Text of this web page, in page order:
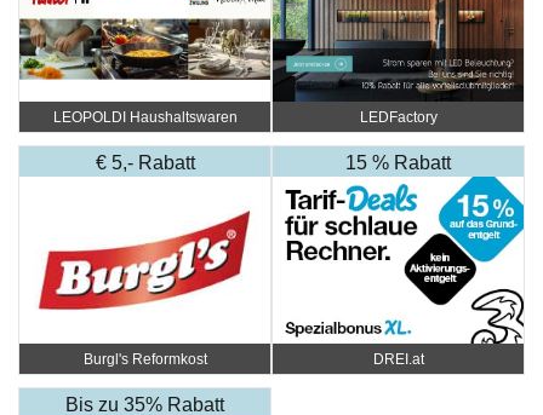
LEOPOLDI Haushaltswaren LEDFactory
€ 5,- Rabatt
Burgl's Reformkost
15 % Rabatt
DREI.at
Bis zu 35% Rabatt